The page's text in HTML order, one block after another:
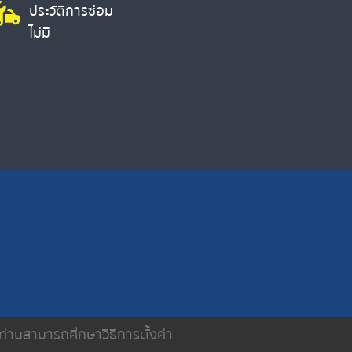
ประวัติการซ่อม
ไม่มี
ติดต่อเรา นโยบายความเป็นส่วนตัว
านสามารถศึกษาวิธีการตั้งค่า